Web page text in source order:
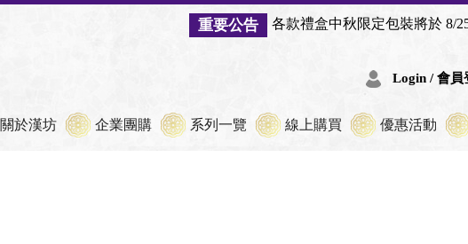
各款禮盒中秋限定包裝將於 8/25 起陸續出貨，數量有限，用完後將
Login / 會員
關於漢坊 企業團購 系列一覽 線上購買 優惠活動